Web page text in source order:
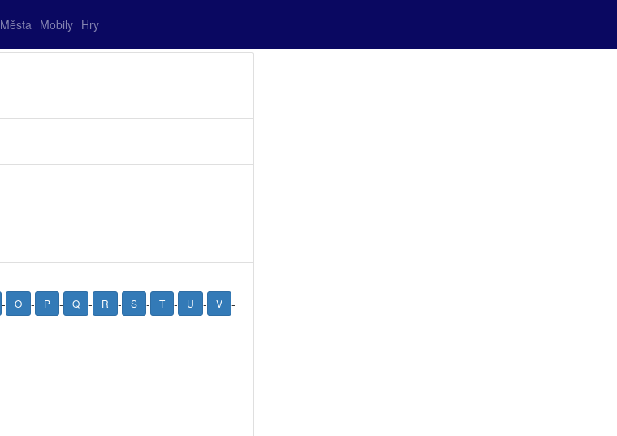
Města Mobily Hry
- O - P - Q - R - S - T - U - V -